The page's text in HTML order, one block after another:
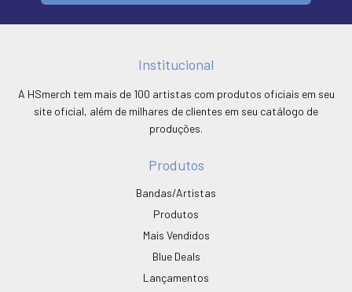
Institucional
A HSmerch tem mais de 100 artistas com produtos oficiais em seu
site oficial, além de milhares de clientes em seu catálogo de
produções.
Produtos
Bandas/Artistas
Produtos
Mais Vendidos
Blue Deals
Lançamentos